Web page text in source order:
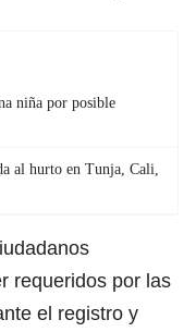
niña por posible
al hurto en Tunja, Cali,
requeridos por las
el registro y